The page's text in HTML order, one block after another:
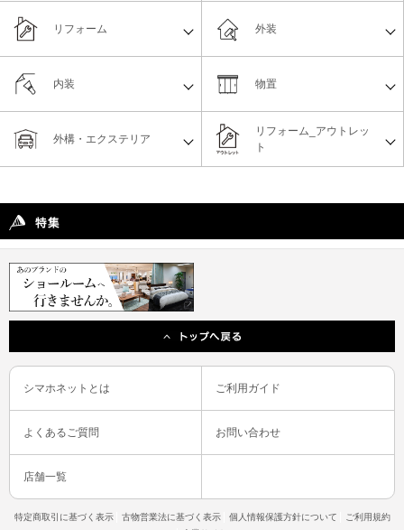
リフォーム
リフォーム_アウトレッ
ト
物置
外構・エクステリア
外装
内装
シマホネットとは ご利用ガイド
よくあるご質問 お問い合わせ
店舗一覧
特定商取引に基づく表示 古物営業法に基づく表示 個人情報保護方針について
ご利用規約